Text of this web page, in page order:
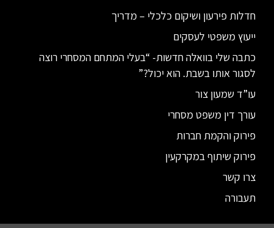
חדלות פירעון ושיקום כלכלי – מדריך
ייעוץ משפטי לעסקים
כתבה שלי בוואלה חדשות- “בעלי המתחם המסחרי רוצה
לסגור אותו בשבת. הוא יכול?”
עו”ד שמעון צור
עורך דין משפט מסחרי
פירוק והקמת חברות
פירוק שיתוף במקרקעין
צרו קשר
תעבורה